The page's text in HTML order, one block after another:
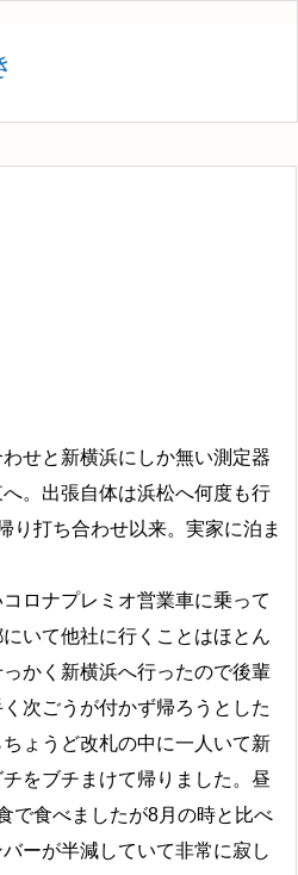
せと新横浜にしか無い測定器
。出張自体は浜松へ何度も行
り打ち合わせ以来。実家に泊ま
ロナプレミオ営業車に乗って
いて他社に行くことはほとん
かく新横浜へ行ったので後輩
次ごうが付かず帰ろうとした
ょうど改札の中に一人いて新
をブチまけて帰りました。昼
で食べましたが8月の時と比べ
ーが半減していて非常に寂し